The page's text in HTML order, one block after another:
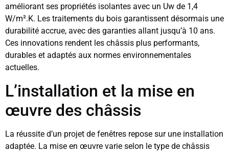
améliorant ses propriétés isolantes avec un Uw de 1,4
W/m².K. Les traitements du bois garantissent désormais une
durabilité accrue, avec des garanties allant jusqu’à 10 ans.
Ces innovations rendent les châssis plus performants,
durables et adaptés aux normes environnementales
actuelles.
L’installation et la mise en
œuvre des châssis
La réussite d’un projet de fenêtres repose sur une installation
adaptée. La mise en œuvre varie selon le type de châssis